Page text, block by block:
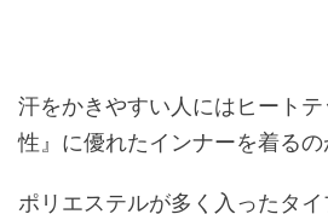
汗をかきやすい人にはヒート
性』に優れたインナーを着るの
ポリエステルが多く入ったタ